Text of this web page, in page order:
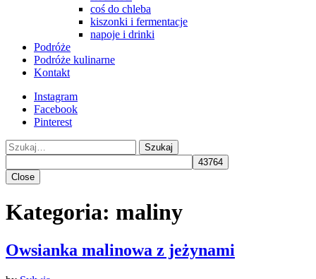
coś do chleba
kiszonki i fermentacje
napoje i drinki
Podróże
Podróże kulinarne
Kontakt
Instagram
Facebook
Pinterest
Szukaj
Close
Kategoria: maliny
Owsianka malinowa z jeżynami